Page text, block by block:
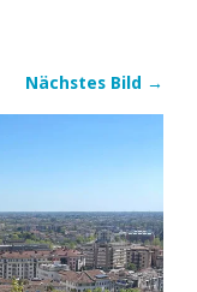
Nächstes Bild →